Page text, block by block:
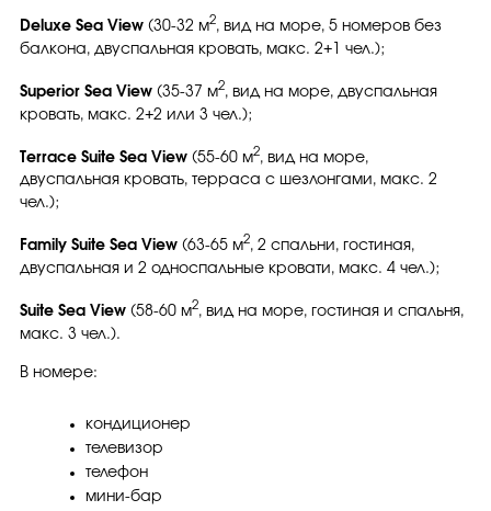
Deluxe Sea View (30-32 м2, вид на море, 5 номеров без
балкона, двуспальная кровать, макс. 2+1 чел.);
Superior Sea View (35-37 м2, вид на море, двуспальная
кровать, макс. 2+2 или 3 чел.);
Terrace Suite Sea View (55-60 м2, вид на море,
двуспальная кровать, терраса с шезлонгами, макс. 2
чел.);
Family Suite Sea View (63-65 м2, 2 спальни, гостиная,
двуспальная и 2 односпальные кровати, макс. 4 чел.);
Suite Sea View (58-60 м2, вид на море, гостиная и спальня,
макс. 3 чел.).
В номере:
кондиционер
телевизор
телефон
мини-бар